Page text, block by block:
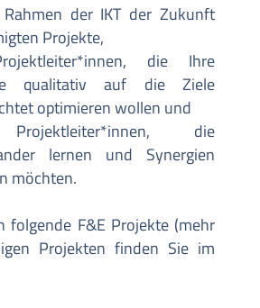
der IKT der Zukunft
Projekte,
die Ihre
qualitativ auf die Ziele
optimieren wollen und
die
lernen und Synergien
möchten.
folgende F&E Projekte (mehr
Projekten finden Sie im